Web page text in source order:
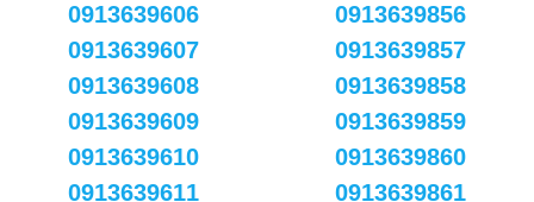
0913639606
0913639607
0913639608
0913639609
0913639610
0913639611
0913639856
0913639857
0913639858
0913639859
0913639860
0913639861